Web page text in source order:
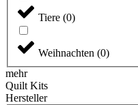
Tiere (0)
Weihnachten (0)
mehr
Quilt Kits
Hersteller